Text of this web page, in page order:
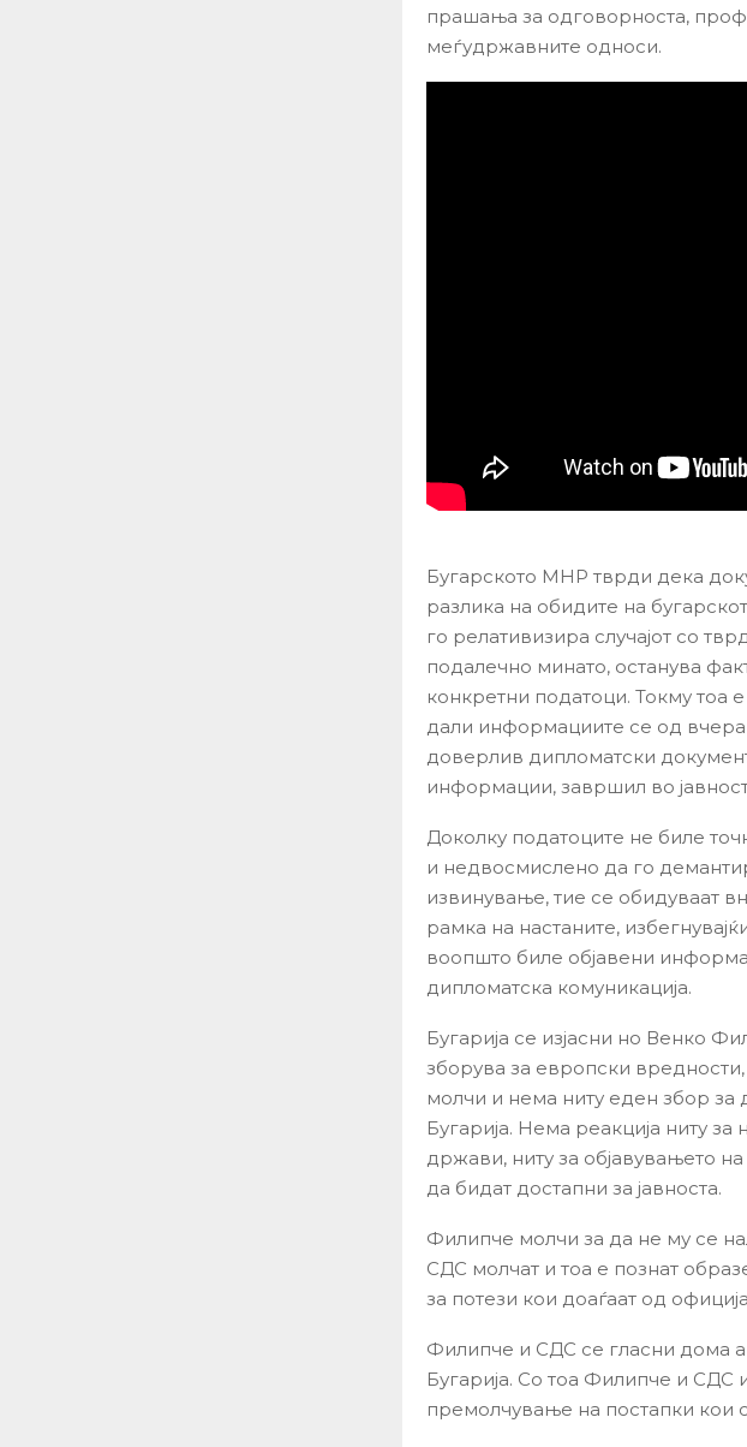
прашања за одговорноста,
меѓудржавните односи.
Бугарското МНР тврди дека
разлика на обидите на
го релативизира случајот со
подалечно минато, останува
конкретни податоци. Токму
дали информациите се од
доверлив дипломатски
информации, завршил во
Доколку податоците не биле
и недвосмислено да го
извинување, тие се обидуваат
рамка на настаните,
воопшто биле објавени
дипломатска комуникација.
Бугарија се изјасни но Венко
зборува за европски
молчи и нема ниту еден збор
Бугарија. Нема реакција ниту
држави, ниту за објавувањето
да бидат достапни за јавноста.
Филипче молчи за да не му се
СДС молчат и тоа е познат
за потези кои доаѓаат од
Филипче и СДС се гласни дома а
Бугарија. Со тоа Филипче и СДС
премолчување на постапки кои